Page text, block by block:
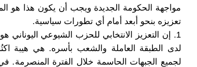
مواجهة الحكومة الجديدة ويجب أن يكون هذا هو
تعزيزه بنحو أبعد أمام أي تطورات سياسية.
1. إن التعزيز الانتخابي للحزب الشيوعي
لدى الطبقة العاملة والشعب بأسره. هي هيبة
لجميع الجبهات الحاسمة خلال الفترة المنصرمة.